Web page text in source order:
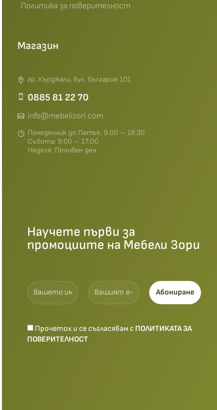
Политика за поверителност
Магазин
гр. Кърджали, бул. България 101
0885 81 22 70
info@mebelizori.com
Понеделник до Петък: 9:00 – 18:30
Събота: 9:00 – 17:00
Неделя: Почивен ден
Научете първи за
промоциите на Мебели Зори
Прочетох и се съгласявам с ПОЛИТИКАТА ЗА
ПОВЕРИТЕЛНОСТ